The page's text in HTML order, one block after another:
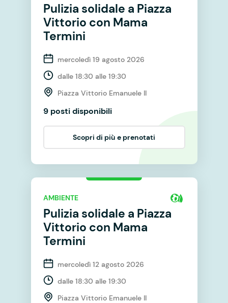
Pulizia solidale a Piazza
Vittorio con Mama
Termini
mercoledì 19 agosto 2026
dalle 18:30 alle 19:30
Piazza Vittorio Emanuele II
9 posti disponibili
Scopri di più e prenotati
AMBIENTE
Pulizia solidale a Piazza
Vittorio con Mama
Termini
mercoledì 12 agosto 2026
dalle 18:30 alle 19:30
Piazza Vittorio Emanuele II